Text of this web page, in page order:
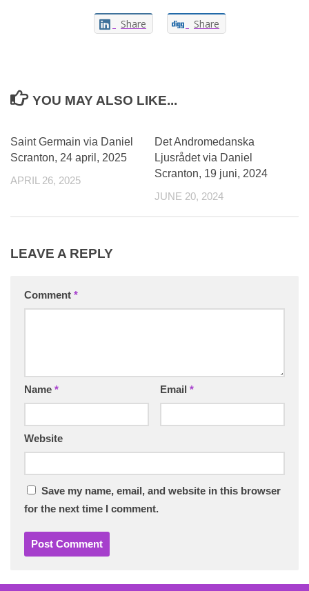
Share Share
YOU MAY ALSO LIKE...
Saint Germain via Daniel
Scranton, 24 april, 2025
APRIL 26, 2025
Det Andromedanska
Ljusrådet via Daniel
Scranton, 19 juni, 2024
JUNE 20, 2024
LEAVE A REPLY
Comment *
Name * Email *
Website
Save my name, email, and website in this browser
for the next time I comment.